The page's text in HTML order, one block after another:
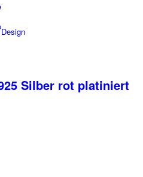
Silber rot platiniert